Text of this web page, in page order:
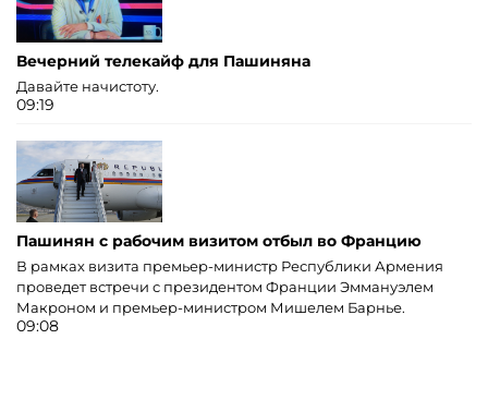
Вечерний телекайф для Пашиняна
Давайте начистоту.
09:19
Пашинян с рабочим визитом отбыл во Францию
В рамках визита премьер-министр Республики Армения
проведет встречи с президентом Франции Эммануэлем
Макроном и премьер-министром Мишелем Барнье.
09:08